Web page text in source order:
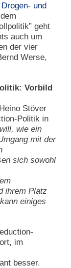
und
geht
auch um
der vier
Werse,
Vorbild
Stöver
Politik in
wie ein
mit der
sich sowohl
ihrem Platz
einiges
im
besser.